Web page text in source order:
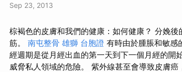
Sep 23, 2013
棕褐色的皮膚和我們的健康：如何健康？ 分娩
筋。 南屯整骨 雄獅 台胞證 有時由於腫脹和敏感
經週期是從月經出血的第一天到下一個月經的開
威脅私人領域的危險。 紫外線甚至會導致皮膚癌